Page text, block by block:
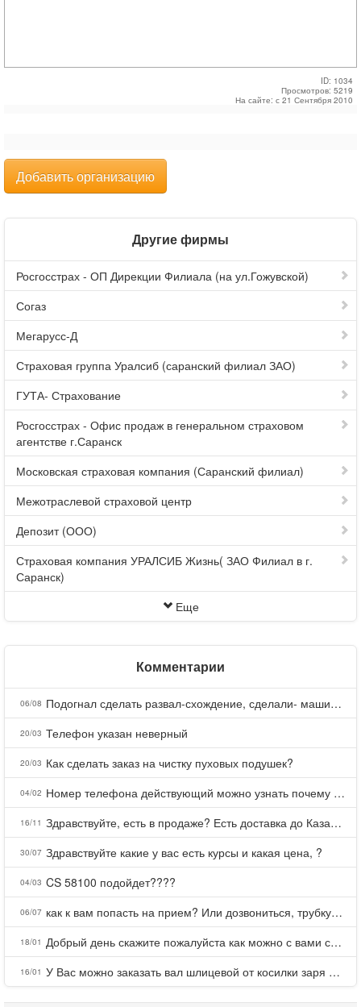
ID: 1034
Просмотров: 5219
На сайте: с 21 Сентября 2010
Добавить организацию
Другие фирмы
Росгосстрах - ОП Дирекции Филиала (на ул.Гожувской)
Согаз
Мегарусс-Д
Страховая группа Уралсиб (саранский филиал ЗАО)
ГУТА- Страхование
Росгосстрах - Офис продаж в генеральном страховом
агентстве г.Саранск
Московская страховая компания (Саранский филиал)
Межотраслевой страховой центр
Депозит (ООО)
Страховая компания УРАЛСИБ Жизнь( ЗАО Филиал в г.
Саранск)
Еще
Комментарии
06/08 Подогнал сделать развал-схождение, сделали- машина уходит на право и колеса проверил все хорошо с атмосферами ужас как можно делать авто, не ужели не берегут свою репутацию, не советую.
20/03 Телефон указан неверный
20/03 Как сделать заказ на чистку пуховых подушек?
04/02 Номер телефона действующий можно узнать почему номер неправельный
16/11 Здравствуйте, есть в продаже? Есть доставка до Казани?
30/07 Здравствуйте какие у вас есть курсы и какая цена, ?
04/03 CS 58100 подойдет????
06/07 как к вам попасть на прием? Или дозвониться, трубку не берете.
18/01 Добрый день скажите пожалуйста как можно с вами связаться . Телефон не отвечает .Заказала кухню в тц Хороший есть претензии а менеджер контактов не дает .Что делать?
16/01 У Вас можно заказать вал шлицевой от косилки заря для мтз, который соединяет мотоблок с косилкой.?